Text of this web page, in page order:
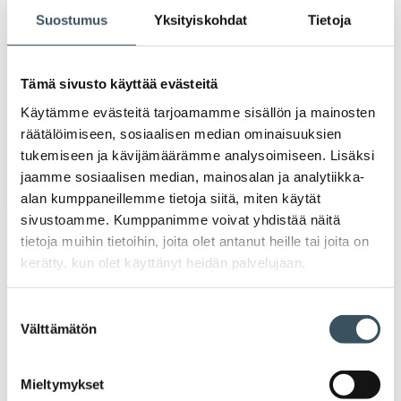
Suostumus Yksityiskohdat Tietoja
Tämä sivusto käyttää evästeitä
Käytämme evästeitä tarjoamamme sisällön ja mainosten
räätälöimiseen, sosiaalisen median ominaisuuksien
tukemiseen ja kävijämäärämme analysoimiseen. Lisäksi
jaamme sosiaalisen median, mainosalan ja analytiikka-
alan kumppaneillemme tietoja siitä, miten käytät
sivustoamme. Kumppanimme voivat yhdistää näitä
tietoja muihin tietoihin, joita olet antanut heille tai joita on
kerätty, kun olet käyttänyt heidän palvelujaan.
valinta
Välttämätön
Mieltymykset
mainetta tarkastelevat selvitykset?
Artikkelien selaus
Vanhemmat artikkelit
Uutiset
Tiedotteet
Lausunnot